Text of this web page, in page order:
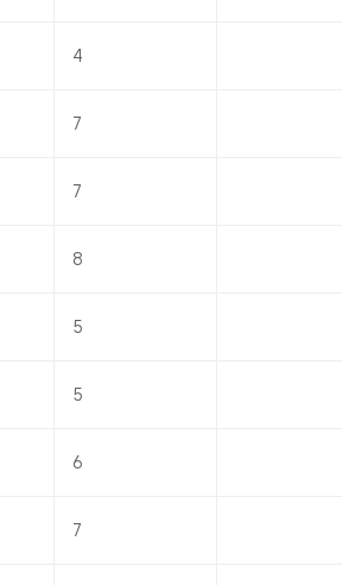
4
7
7
8
5
5
6
7